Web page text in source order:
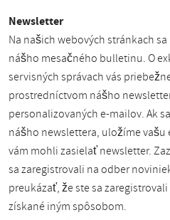
Newsletter
Na našich webových stránkach
nášho mesačného bulletinu. O
servisných správach vás
prostredníctvom nášho
personalizovaných e-mailov. Ak
nášho newslettera, uložíme vašu
vám mohli zasielať newsletter.
sa zaregistrovali na odber
preukázať, že ste sa
získané iným spôsobom.